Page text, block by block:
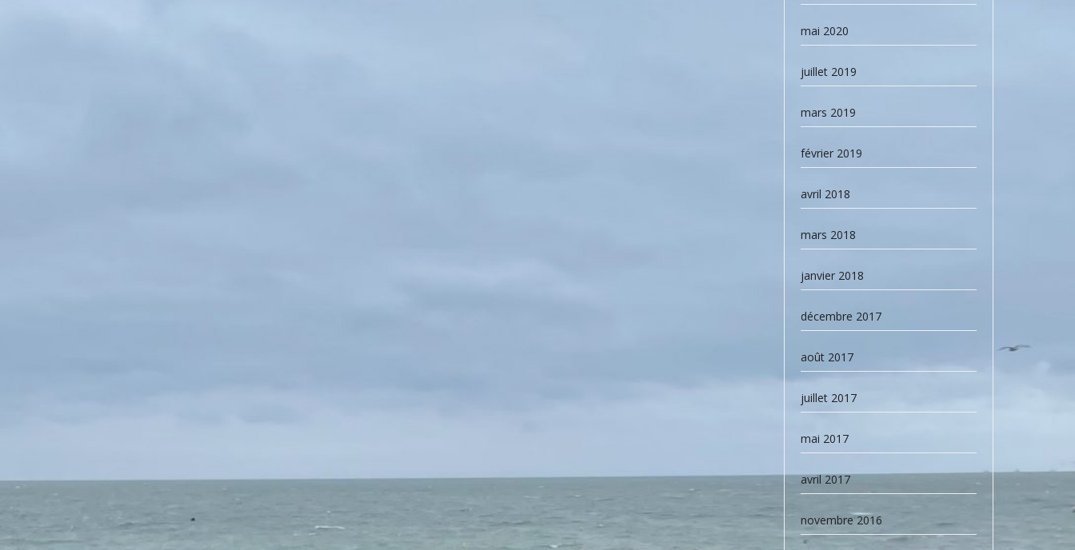
mai 2020
juillet 2019
mars 2019
février 2019
avril 2018
mars 2018
janvier 2018
décembre 2017
août 2017
juillet 2017
mai 2017
avril 2017
novembre 2016